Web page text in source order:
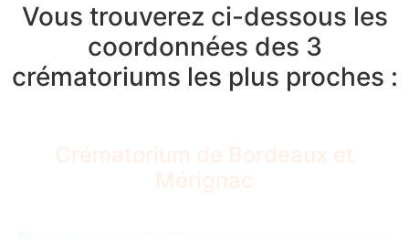
Vous trouverez ci-dessous les
coordonnées des 3
crématoriums les plus proches :